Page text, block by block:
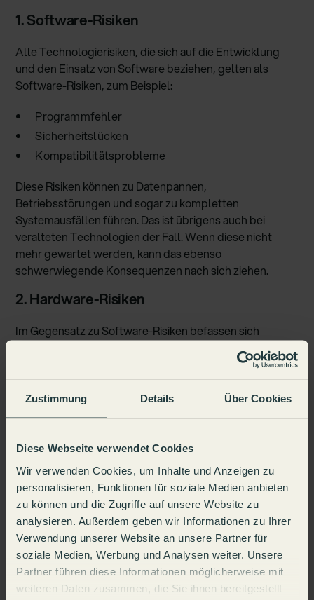
Zustimmung Details Über Cookies
Diese Webseite verwendet Cookies
Wir verwenden Cookies, um Inhalte und Anzeigen zu
personalisieren, Funktionen für soziale Medien anbieten
zu können und die Zugriffe auf unsere Website zu
analysieren. Außerdem geben wir Informationen zu Ihrer
Verwendung unserer Website an unsere Partner für
soziale Medien, Werbung und Analysen weiter. Unsere
Partner führen diese Informationen möglicherweise mit
weiteren Daten zusammen, die Sie ihnen bereitgestellt
1. Software-Risiken
Alle Technologierisiken, die sich auf die Entwicklung
und den Einsatz von Software beziehen, gelten als
Software-Risiken, zum Beispiel:
Programmfehler
Sicherheitslücken
Kompatibilitätsprobleme
Diese Risiken können zu Datenpannen,
Betriebsstörungen und sogar zu kompletten
Systemausfällen führen. Das ist übrigens auch bei
veralteten Technologien der Fall. Wenn diese nicht
mehr gewartet werden, kann das ebenso
schwerwiegende Konsequenzen nach sich ziehen.
2. Hardware-Risiken
Im Gegensatz zu Software-Risiken befassen sich
Hardware-Risiken mit den physischen Bestandteilen
Ihrer IT-Infrastruktur. Das umfasst Server, Computer
und Ihre Netzwerkausrüstung. Störungen und
Fehlfunktionen Ihrer Hardware können zu einem
Stillstand Ihrer Anlagen oder Ihres Betriebs sowie zu
Unternehmens kann drastisch sinken.
3. Risiken der Cybersecurity
Cybersecurity ist heute wichtiger denn je – es gibt viele
Internetbetrüger, die entweder auf Geld oder Daten aus
sind oder Unternehmen einfach sabotieren möchten.
Häufig leidet auch der Ruf des Unternehmens unter
einer Lücke in der Cybersecurity . Zu häufig
anzutreffenden Gefährdungen zählen hier unter